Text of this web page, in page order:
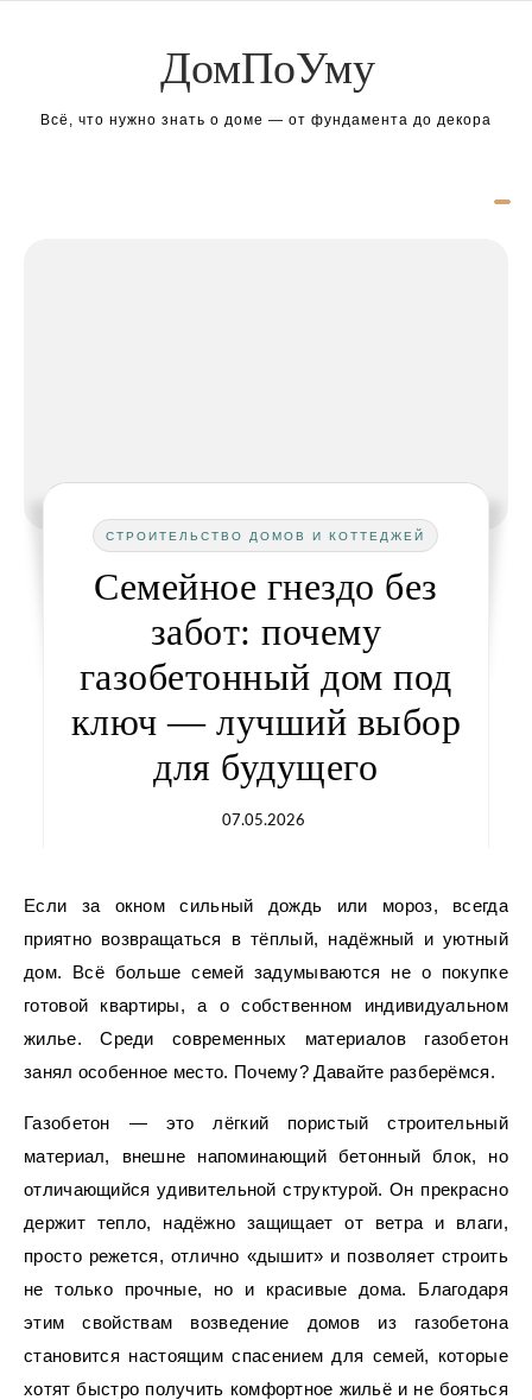
ДомПоУму
Всё, что нужно знать о доме — от фундамента до декора
СТРОИТЕЛЬСТВО ДОМОВ И КОТТЕДЖЕЙ
Семейное гнездо без
забот: почему
газобетонный дом под
ключ — лучший выбор
для будущего
07.05.2026
Если за окном сильный дождь или мороз, всегда
приятно возвращаться в тёплый, надёжный и уютный
дом. Всё больше семей задумываются не о покупке
готовой квартиры, а о собственном индивидуальном
жилье. Среди современных материалов газобетон
занял особенное место. Почему? Давайте разберёмся.
Газобетон — это лёгкий пористый строительный
материал, внешне напоминающий бетонный блок, но
отличающийся удивительной структурой. Он прекрасно
держит тепло, надёжно защищает от ветра и влаги,
просто режется, отлично «дышит» и позволяет строить
не только прочные, но и красивые дома. Благодаря
этим свойствам возведение домов из газобетона
становится настоящим спасением для семей, которые
хотят быстро получить комфортное жильё и не бояться